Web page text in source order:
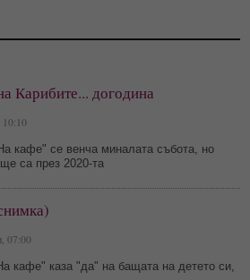
Карибите... догодина
кафе" се венча миналата събота, но
са през 2020-та
07:00
кафе" каза "да" на бащата на детето си,